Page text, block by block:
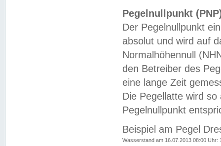
Pegelnullpunkt
Der Pegelnullpunkt
absolut und wird auf
Normalhöhennull
den Betreiber des
eine lange Zeit
Die Pegellatte wird
Pegelnullpunkt
Beispiel am Pegel
Wasserstand am 16.07.2013 08:00 Uhr: